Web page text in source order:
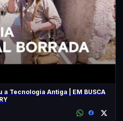
Tecnologia Antiga | EM BUSCA